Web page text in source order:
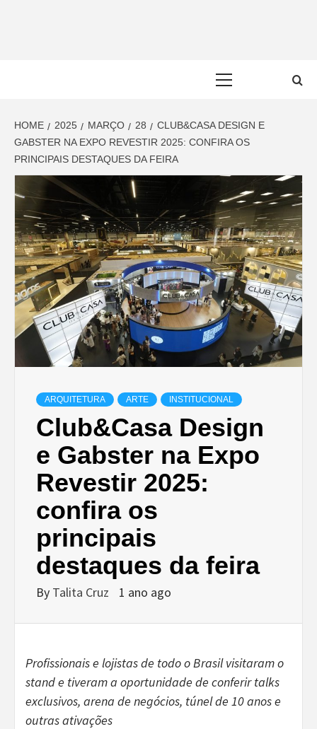
HOME 2025 MARÇO 28
CLUB&CASA DESIGN E
GABSTER NA EXPO REVESTIR 2025: CONFIRA OS
PRINCIPAIS DESTAQUES DA FEIRA
ARQUITETURA ARTE INSTITUCIONAL
Club&Casa Design
e Gabster na Expo
Revestir 2025:
confira os
principais
destaques da feira
By Talita Cruz 1 ano ago
Profissionais e lojistas de todo o Brasil visitaram o
stand e tiveram a oportunidade de conferir talks
exclusivos, arena de negócios, túnel de 10 anos e
outras ativações